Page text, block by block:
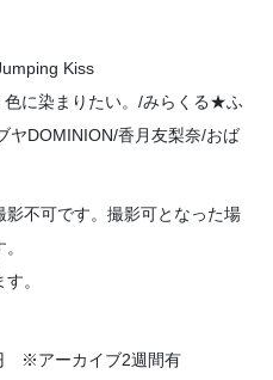
Kiss
に染まりたい。/みらくる★ふ
ヤDOMINION/香月友梨奈/おば
影不可です。撮影可となった場
。
※アーカイブ2週間有